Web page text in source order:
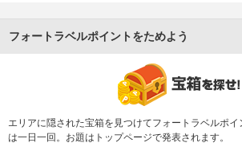
フォートラベルポイントをためよう
エリアに隠された宝箱を見つけてフォートラベルポ
は一日一回。お題はトップページで発表されます。